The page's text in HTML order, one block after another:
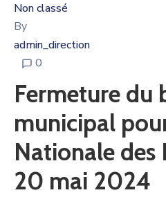
Non classé
By
admin_direction
0
Fermeture du
municipal
Nationale des
20 mai 2024